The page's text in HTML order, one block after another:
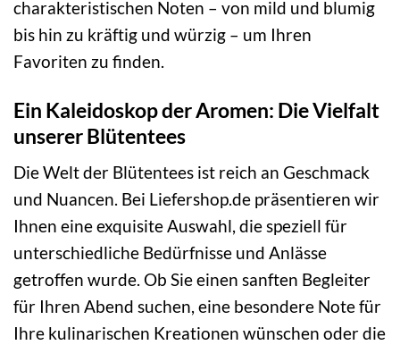
charakteristischen Noten – von mild und blumig
bis hin zu kräftig und würzig – um Ihren
Favoriten zu finden.
Ein Kaleidoskop der Aromen: Die Vielfalt
unserer Blütentees
Die Welt der Blütentees ist reich an Geschmack
und Nuancen. Bei Liefershop.de präsentieren wir
Ihnen eine exquisite Auswahl, die speziell für
unterschiedliche Bedürfnisse und Anlässe
getroffen wurde. Ob Sie einen sanften Begleiter
für Ihren Abend suchen, eine besondere Note für
Ihre kulinarischen Kreationen wünschen oder die